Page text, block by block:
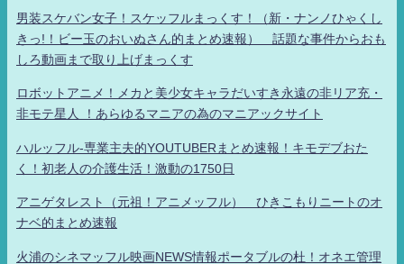
男装スケバン女子！スケッフルまっくす！（新・ナンノひゃくし
きっ!！ビー玉のおいぬさん的まとめ速報） 話題な事件からおも
しろ動画まで取り上げまっくす
ロボットアニメ！メカと美少女キャラだいすき永遠の非リア充・
非モテ星人 ！あらゆるマニアの為のマニアックサイト
ハルッフル-専業主夫的YOUTUBERまとめ速報！キモデブおた
く！初老人の介護生活！激動の1750日
アニゲタレスト（元祖！アニメッフル） ひきこもりニートのオ
ナベ的まとめ速報
火浦のシネマッフル映画NEWS情報ポータブルの杜！オネエ管理